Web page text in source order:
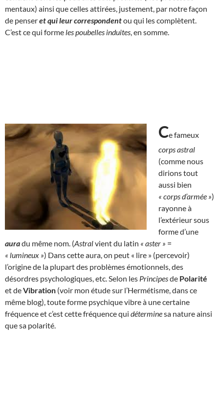
mentaux) ainsi que celles attirées, justement, par notre façon
de penseret quileur correspondentou qui les complètent.
C’est ce qui forme les poubelles induites , en somme.
Ce fameux
corps astral
(comme nous
dirions tout
aussi bien
« corps d’armée »)
rayonne à
l’extérieur sous
forme d’une
auradu même nom. (Astralvient du latin « aster » =
« lumineux ») Dans cette aura, on peut « lire » (percevoir)
l’origine de la plupart des problèmes émotionnels, des
désordres psychologiques, etc. Selon les Principesde Polarité
et deVibration (voir mon étude sur l’Hermétisme, dans ce
même blog), toute forme psychique vibre à une certaine
fréquence et c’est cette fréquence qui déterminesa nature ainsi
que sa polarité.